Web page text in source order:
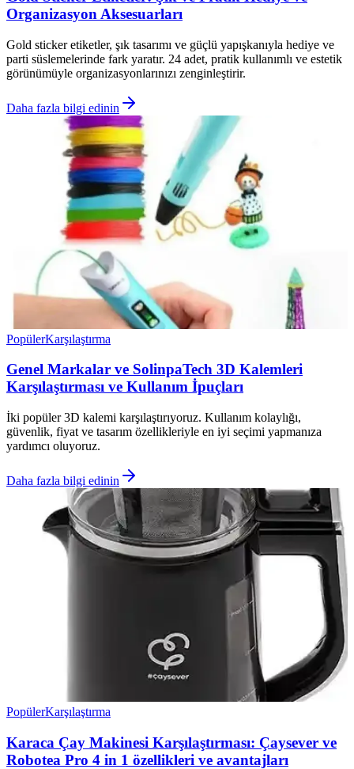
Organizasyon Aksesuarları
Gold sticker etiketler, şık tasarımı ve güçlü yapışkanıyla hediye ve
parti süslemelerinde fark yaratır. 24 adet, pratik kullanımlı ve estetik
görünümüyle organizasyonlarınızı zenginleştirir.
Daha fazla bilgi edinin
PopülerKarşılaştırma
Genel Markalar ve SolinpaTech 3D Kalemleri
Karşılaştırması ve Kullanım İpuçları
İki popüler 3D kalemi karşılaştırıyoruz. Kullanım kolaylığı,
güvenlik, fiyat ve tasarım özellikleriyle en iyi seçimi yapmanıza
yardımcı oluyoruz.
Daha fazla bilgi edinin
PopülerKarşılaştırma
Karaca Çay Makinesi Karşılaştırması: Çaysever ve
Robotea Pro 4 in 1 özellikleri ve avantajları